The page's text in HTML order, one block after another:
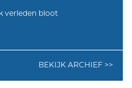
verleden bloot
BEKIJK ARCHIEF >>